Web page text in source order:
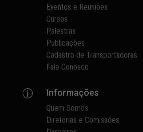
Eventos e Reuniões
Cursos
Palestras
Publicações
Cadastro de Transportadoras
Fale Conosco
p Informações
Quem Somos
Diretorias e Comissões